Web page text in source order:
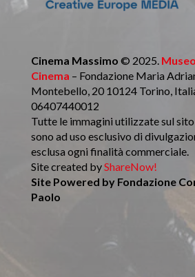
Cinema Massimo © 2025.
Cinema – Fondazione Maria
Montebello, 20 10124 Torino,
06407440012
Tutte le immagini utilizzate sul sito
sono ad uso esclusivo di
esclusa ogni finalità commerciale.
Site created byShareNow!
Site Powered by Fondazione
Paolo